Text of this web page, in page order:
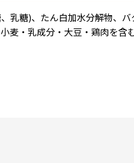
糖)、たん白加水分解物、バ
麦・乳成分・大豆・鶏肉を含